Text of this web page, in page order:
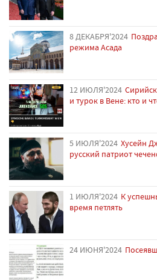
8 ДЕКАБРЯ'2024
режима Асада
12 ИЮЛЯ'2024
и турок в Вене: кто и
5 ИЮЛЯ'2024 Хусейн
русский патриот
1 ИЮЛЯ'2024 К
время петлять
24 ИЮНЯ'2024